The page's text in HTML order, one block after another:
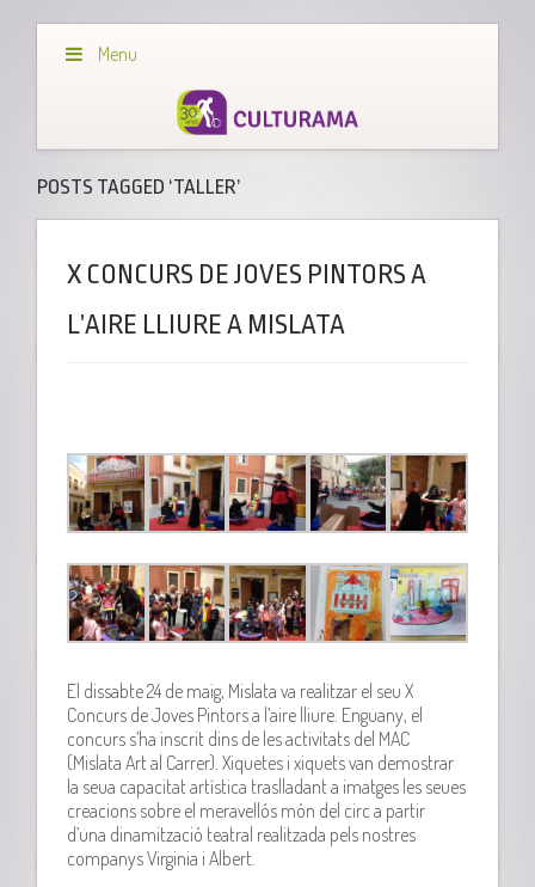
Menu
POSTS TAGGED ‘TALLER’
X CONCURS DE JOVES PINTORS A
L’AIRE LLIURE A MISLATA
El dissabte 24 de maig, Mislata va realitzar el seu X
Concurs de Joves Pintors a l’aire lliure. Enguany, el
concurs s’ha inscrit dins de les activitats del MAC
(Mislata Art al Carrer). Xiquetes i xiquets van demostrar
la seua capacitat artística traslladant a imatges les seues
creacions sobre el meravellós món del circ a partir
d’una dinamització teatral realitzada pels nostres
companys Virginia i Albert.